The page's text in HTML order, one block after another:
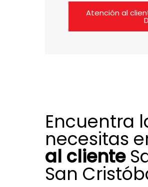
Atención al
Encuentra
necesitas
al cliente
San